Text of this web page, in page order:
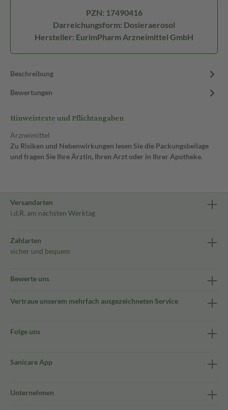
PZN: 17490416
Darreichungsform: Dosieraerosol
Hersteller: EurimPharm Arzneimittel GmbH
Beschreibung
Bewertungen
Hinweistexte und Pflichtangaben
Arzneimittel
Zu Risiken und Nebenwirkungen lesen Sie die Packungsbeilage
und fragen Sie Ihre Ärztin, Ihren Arzt oder in Ihrer Apotheke.
Versandarten
i.d.R. am nächsten Werktag
Zahlarten
sicher und bequem
Bewerte uns
Vertraue unserem mehrfach ausgezeichneten Service
Folge uns
Sanicare App
Unternehmen